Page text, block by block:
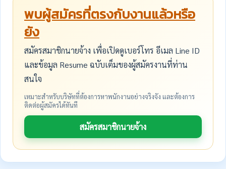
พบผู้สมัครที่ตรงกับงานแล้วหรือ
ยัง
สมัครสมาชิกนายจ้าง เพื่อเปิดดูเบอร์โทร อีเมล Line ID
และข้อมูล Resume ฉบับเต็มของผู้สมัครงานที่ท่าน
สนใจ
เหมาะสำหรับบริษัทที่ต้องการหาพนักงานอย่างจริงจัง และต้องการ
ติดต่อผู้สมัครได้ทันที
สมัครสมาชิกนายจ้าง